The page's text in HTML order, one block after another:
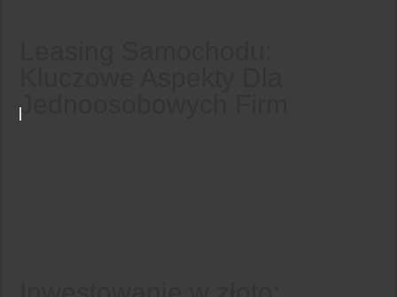
Jednoosobowych Firm